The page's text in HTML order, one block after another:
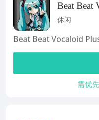
Beat Beat
Plus
休闲
Beat Beat Vocaloid
需优